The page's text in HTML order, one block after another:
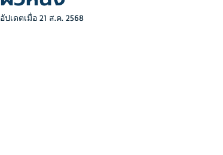
อัปเดตเมื่อ 21 ส.ค. 2568